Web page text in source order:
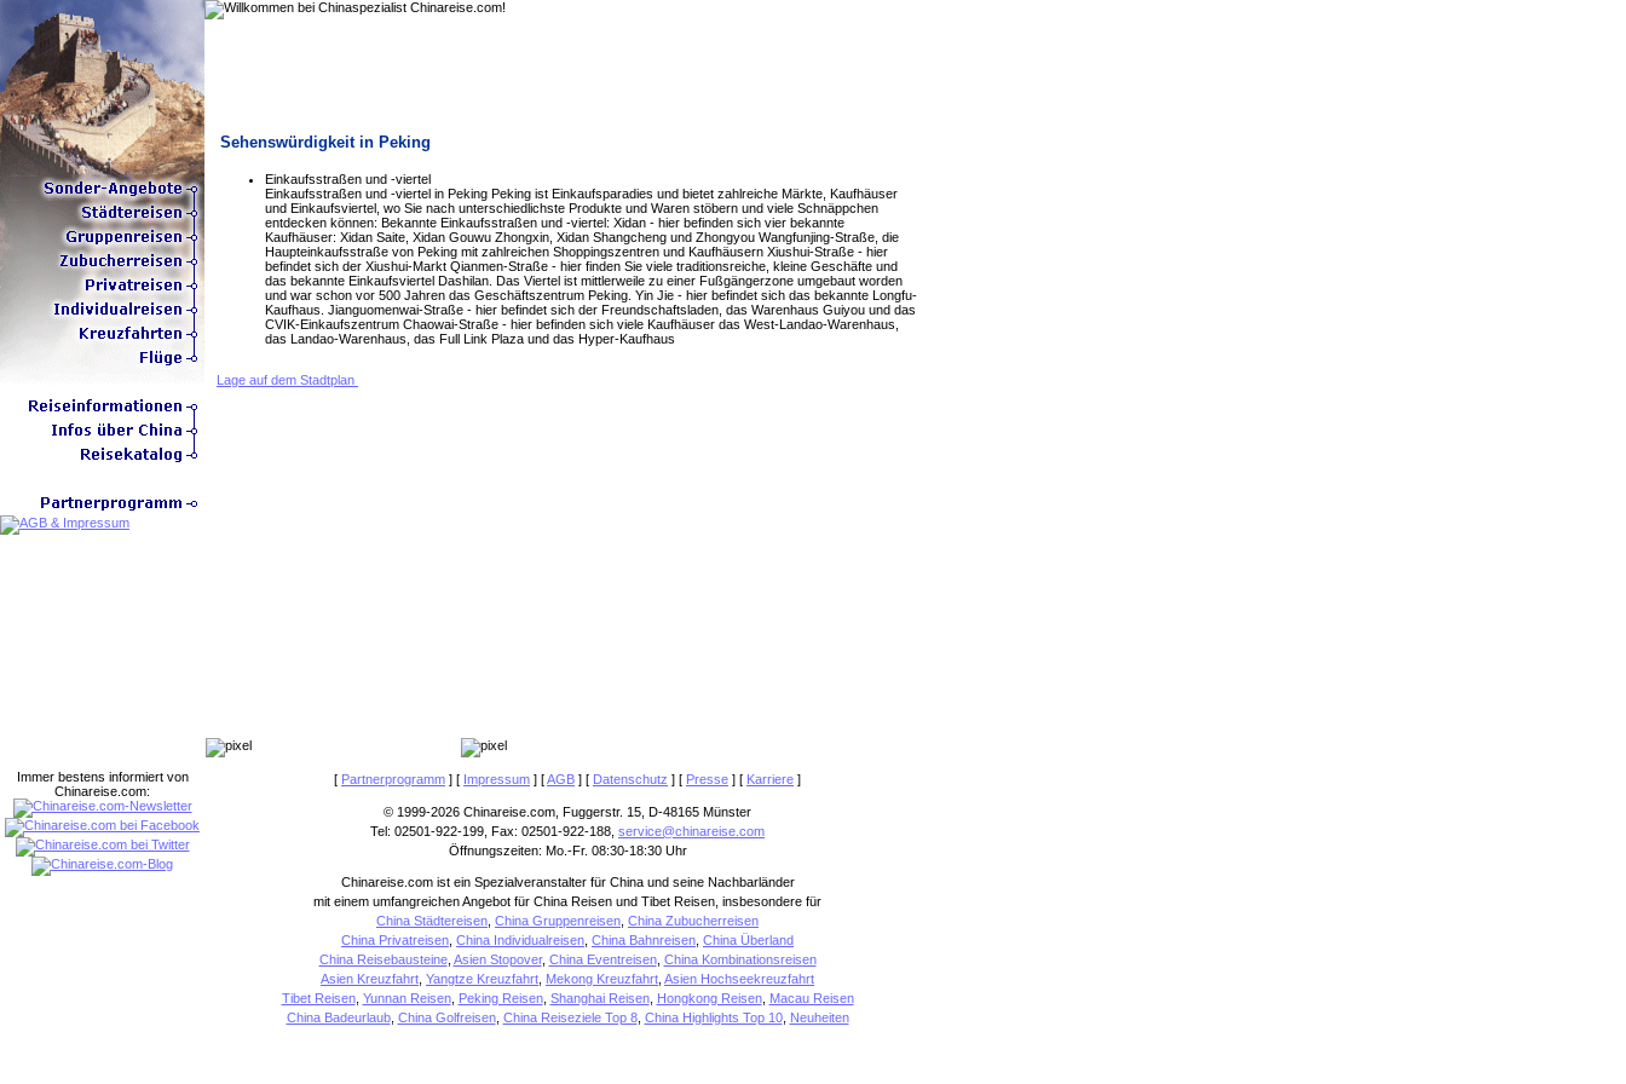
Sehenswürdigkeit in Peking
Einkaufsstraßen und -viertel
Einkaufsstraßen und -viertel in Peking Peking ist Einkaufsparadies und bietet zahlreiche Märkte, Kaufhäuser
und Einkaufsviertel, wo Sie nach unterschiedlichste Produkte und Waren stöbern und viele Schnäppchen
entdecken können: Bekannte Einkaufsstraßen und -viertel: Xidan - hier befinden sich vier bekannte
Kaufhäuser: Xidan Saite, Xidan Gouwu Zhongxin, Xidan Shangcheng und Zhongyou Wangfunjing-Straße, die
Haupteinkaufsstraße von Peking mit zahlreichen Shoppingszentren und Kaufhäusern Xiushui-Straße - hier
befindet sich der Xiushui-Markt Qianmen-Straße - hier finden Sie viele traditionsreiche, kleine Geschäfte und
das bekannte Einkaufsviertel Dashilan. Das Viertel ist mittlerweile zu einer Fußgängerzone umgebaut worden
und war schon vor 500 Jahren das Geschäftszentrum Peking. Yin Jie - hier befindet sich das bekannte Longfu-
Kaufhaus. Jianguomenwai-Straße - hier befindet sich der Freundschaftsladen, das Warenhaus Guiyou und das
CVIK-Einkaufszentrum Chaowai-Straße - hier befinden sich viele Kaufhäuser das West-Landao-Warenhaus,
das Landao-Warenhaus, das Full Link Plaza und das Hyper-Kaufhaus
Lage auf dem Stadtplan
[ Partnerprogramm ] [ Impressum ] [AGB ] [ Datenschutz ] [ Presse ] [ Karriere ]
© 1999-2026 Chinareise.com, Fuggerstr. 15, D-48165 Münster
Tel: 02501-922-199, Fax: 02501-922-188, service@chinareise.com
Öffnungszeiten: Mo.-Fr. 08:30-18:30 Uhr
Chinareise.com ist ein Spezialveranstalter für China und seine Nachbarländer
mit einem umfangreichen Angebot für China Reisen und Tibet Reisen, insbesondere für
China Städtereisen China Gruppenreisen China Zubucherreisen
China Privatreisen China Individualreisen China Bahnreisen China Überland
China Reisebausteine, Asien Stopover, China Eventreisen, China Kombinationsreisen
Asien Kreuzfahrt Yangtze Kreuzfahrt Mekong Kreuzfahrt Asien Hochseekreuzfahrt
Tibet Reisen, Yunnan Reisen, Peking Reisen, Shanghai Reisen, Hongkong Reisen, Macau Reisen
China Badeurlaub, China Golfreisen, China Reiseziele Top 8, China Highlights Top 10, Neuheiten
Immer bestens informiert von
Chinareise.com: